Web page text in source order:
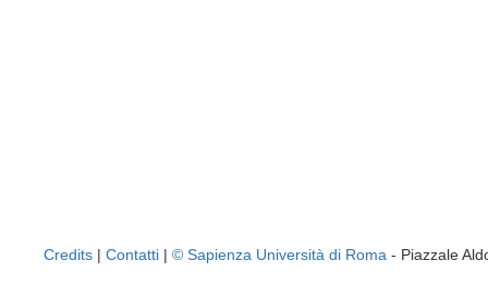
Credits | Contatti | © Sapienza Università di Roma - Piazzale